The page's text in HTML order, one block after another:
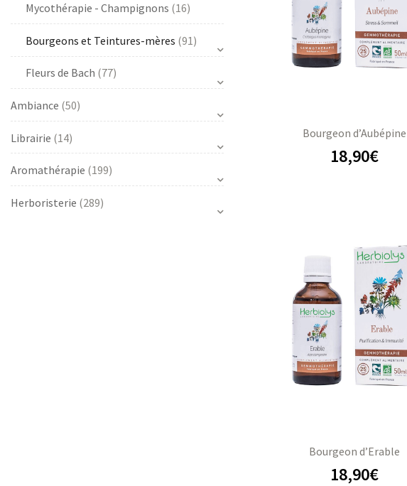
Bourgeon d’Aubépine
18,90€
Bourgeon d’Erable
18,90€
Mycothérapie - Champignons (16)
Bourgeons et Teintures-mères (91)
Fleurs de Bach (77)
Ambiance (50)
Librairie (14)
Aromathérapie (199)
Herboristerie (289)